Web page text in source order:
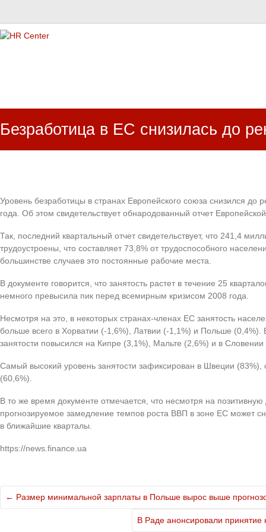
Безработица в ЕС снизилась до
Уровень безработицы в странах Европейского союза снизился до
года. Об этом свидетельствует обнародованный отчет
Так, последний квартальный отчет свидетельствует, что 241,4
трудоустроены, что составляет 73,8% от трудоспособного
большинстве случаев это постоянные рабочие места.
В документе говорится, что занятость растет в течение 25
немного превысила пик перед всемирным кризисом 2008 года.
Несмотря на это, в некоторых странах-членах ЕС занятость
больше всего в Хорватии (-1,6%), Латвии (-1,1%) и Польше (0,4%).
занятости повысился на Кипре (3,1%), Мальте (2,6%) и в Словении
Самый высокий уровень занятости зафиксирован в Швеции (83%),
(60,6%).
В то же время документе отмечается, что несмотря на позитивную
прогнозируемое замедление темпов роста ВВП в зоне ЕС может
в ближайшие кварталы.
https://news.finance.ua
← Размер минимальной зарплаты в Польше вырос выше
В Раде анонсировали принятие